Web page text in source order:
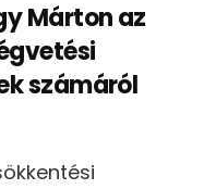
Márton az
számáról